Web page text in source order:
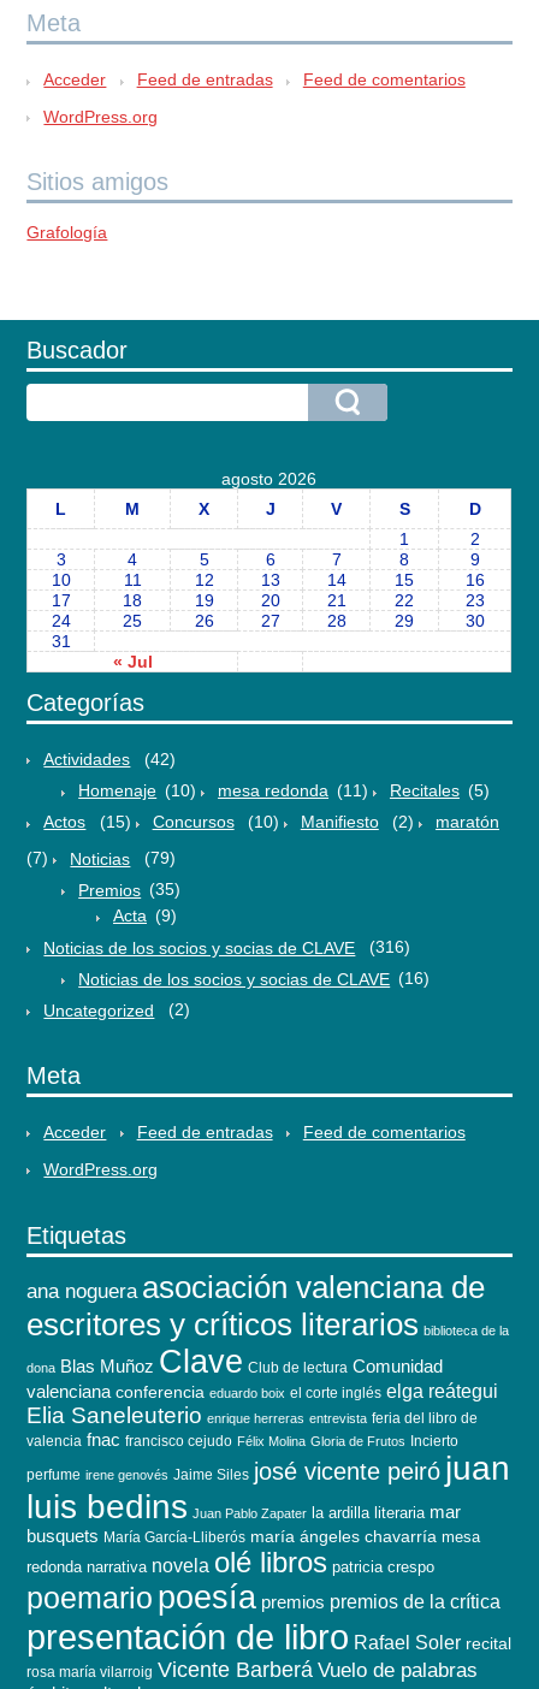
Meta
Acceder Feed de entradas
Feed de comentarios
WordPress.org
Sitios amigos
Grafología
Buscador
agosto 2026
L
M X J V S D
« Jul
1
2
3
4 5 6 7 8
9
10
11 12 13 14 15
16
17
18 19 20 21 22
23
24
25 26 27 28 29
30
31
Categorías
Actividades
(42)
Homenaje (10) mesa redonda (11) Recitales (5)
Actos
(15) Concursos (10) Manifiesto (2)
maratón
(7)
Noticias
(79)
Premios (35)
Acta (9)
Noticias de los socios y socias de CLAVE
(316)
Noticias de los socios y socias de CLAVE (16)
Uncategorized
(2)
Meta
Acceder Feed de entradas
Feed de comentarios
WordPress.org
Etiquetas
ana noguera asociación valenciana de
escritores y críticos literarios biblioteca de la
dona Blas Muñoz Clave Club de lectura Comunidad
valenciana conferencia eduardo boix el corte inglés elga reátegui
Elia Saneleuterio enrique herreras entrevista feria del libro de
valencia fnac francisco cejudo Félix Molina Gloria de Frutos Incierto
perfume irene genovés Jaime Siles josé vicente peiró juan
luis bedins Juan Pablo Zapater la ardilla literaria mar
busquets María García-Lliberós maría ángeles chavarría mesa
redonda narrativa novela olé libros patricia crespo
poemario poesía premios premios de la crítica
presentación de libro Rafael Soler recital
rosa maría vilarroig Vicente Barberá Vuelo de palabras